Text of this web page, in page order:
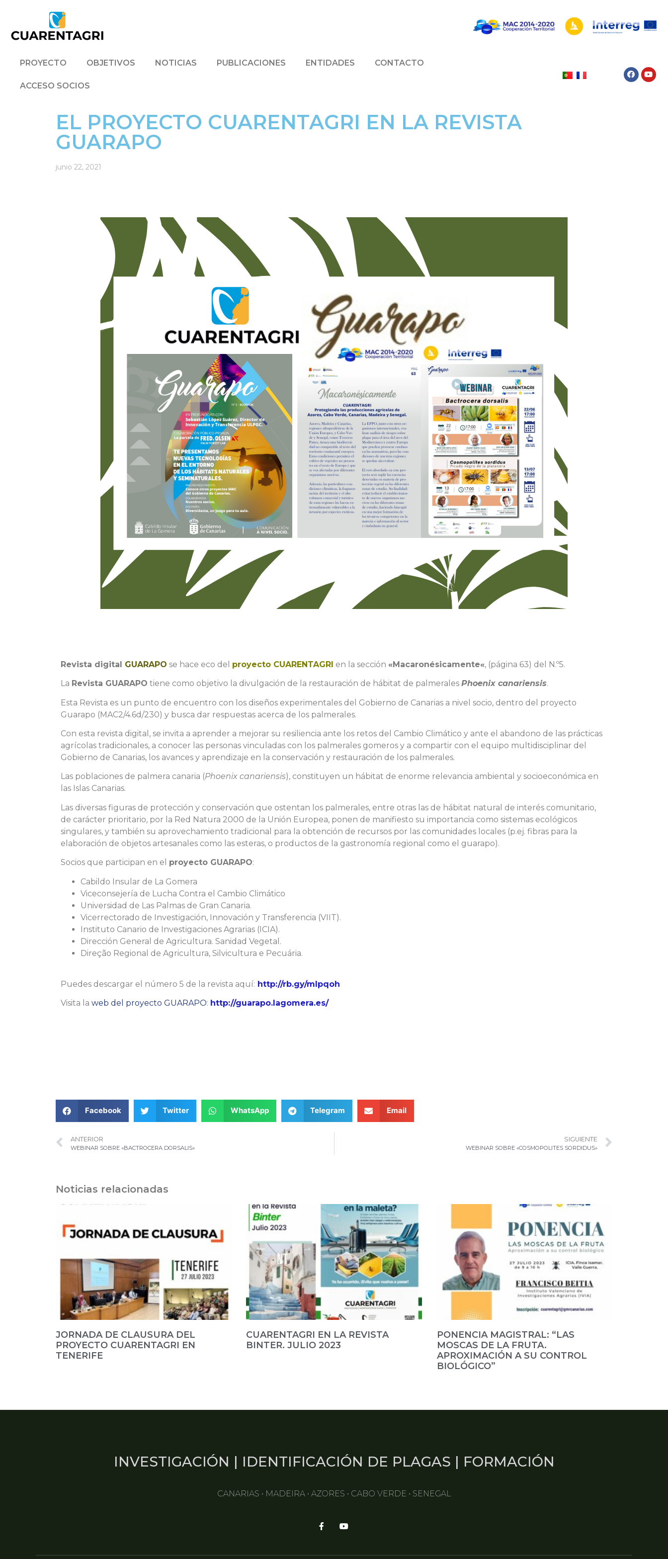
PROYECTO OBJETIVOS NOTICIAS PUBLICACIONES ENTIDADES CONTACTO
ACCESO SOCIOS
EL PROYECTO CUARENTAGRI EN LA REVISTA
GUARAPO
junio 22, 2021
Revista digital GUARAPO se hace eco del proyecto CUARENTAGRI en la sección «Macaronésicamente«, (página 63) del N.º5.
La Revista GUARAPO tiene como objetivo la divulgación de la restauración de hábitat de palmerales Phoenix canariensis.
Esta Revista es un punto de encuentro con los diseños experimentales del Gobierno de Canarias a nivel socio, dentro del proyecto
Guarapo (MAC2/4.6d/230) y busca dar respuestas acerca de los palmerales.
Con esta revista digital, se invita a aprender a mejorar su resiliencia ante los retos del Cambio Climático y ante el abandono de las prácticas
agrícolas tradicionales, a conocer las personas vinculadas con los palmerales gomeros y a compartir con el equipo multidisciplinar del
Gobierno de Canarias, los avances y aprendizaje en la conservación y restauración de los palmerales.
Las poblaciones de palmera canaria (Phoenix canariensis), constituyen un hábitat de enorme relevancia ambiental y socioeconómica en
las Islas Canarias.
Las diversas figuras de protección y conservación que ostentan los palmerales, entre otras las de hábitat natural de interés comunitario,
de carácter prioritario, por la Red Natura 2000 de la Unión Europea, ponen de manifiesto su importancia como sistemas ecológicos
singulares, y también su aprovechamiento tradicional para la obtención de recursos por las comunidades locales (p.ej. fibras para la
elaboración de objetos artesanales como las esteras, o productos de la gastronomía regional como el guarapo).
Socios que participan en el proyecto GUARAPO:
Cabildo Insular de La Gomera
Viceconsejería de Lucha Contra el Cambio Climático
Universidad de Las Palmas de Gran Canaria.
Vicerrectorado de Investigación, Innovación y Transferencia (VIIT).
Instituto Canario de Investigaciones Agrarias (ICIA).
Dirección General de Agricultura. Sanidad Vegetal.
Direção Regional de Agricultura, Silvicultura e Pecuária.
Puedes descargar el número 5 de la revista aquí: http://rb.gy/mlpqoh
Visita la web del proyecto GUARAPO: http://guarapo.lagomera.es/
Facebook Twitter WhatsApp Telegram Email
ANTERIOR
WEBINAR SOBRE «BACTROCERA DORSALIS»
SIGUIENTE
WEBINAR SOBRE «COSMOPOLITES SORDIDUS»
Noticias relacionadas
JORNADA DE CLAUSURA DEL
PROYECTO CUARENTAGRI EN
TENERIFE
CUARENTAGRI EN LA REVISTA
BINTER. JULIO 2023
PONENCIA MAGISTRAL: “LAS
MOSCAS DE LA FRUTA.
APROXIMACIÓN A SU CONTROL
BIOLÓGICO”
INVESTIGACIÓN | IDENTIFICACIÓN DE PLAGAS | FORMACIÓN
CANARIAS • MADEIRA • AZORES • CABO VERDE • SENEGAL